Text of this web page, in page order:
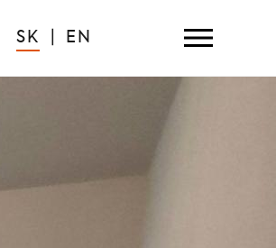
SK EN